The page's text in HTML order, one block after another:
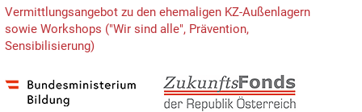
Vermittlungsangebot zu den ehemaligen KZ-Außenlagern
sowie Workshops ("Wir sind alle", Prävention,
Sensibilisierung)